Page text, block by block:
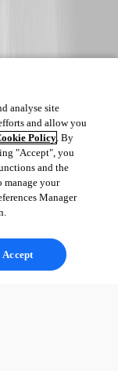
analyse site
and allow you
Policy. By
"Accept", you
and the
manage your
Manager
Accept